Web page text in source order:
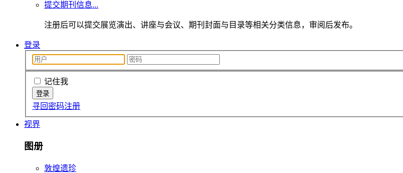
提交期刊信息...
注册后可以提交展览演出、讲座与会议、期刊封面与目录等相关分类信息，审阅后发布。
登录
记住我
寻回密码注册
视界
图册
敦煌遗珍